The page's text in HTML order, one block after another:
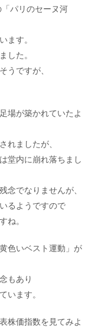
パリのセーヌ河
ます。
した。
うですが、
場が築かれていたよ
れましたが、
堂内に崩れ落ちまし
念でなりませんが、
るようですので
ね。
色いベスト運動」が
もあり
います。
株価指数を見てみよ